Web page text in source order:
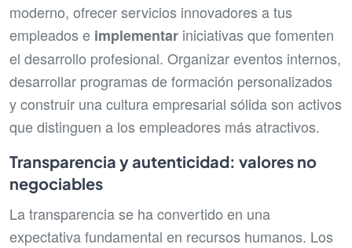
moderno, ofrecer servicios innovadores a tus
empleados e implementar iniciativas que fomenten
el desarrollo profesional. Organizar eventos internos,
desarrollar programas de formación personalizados
y construir una cultura empresarial sólida son activos
que distinguen a los empleadores más atractivos.
Transparencia y autenticidad: valores no
negociables
La transparencia se ha convertido en una
expectativa fundamental en recursos humanos. Los